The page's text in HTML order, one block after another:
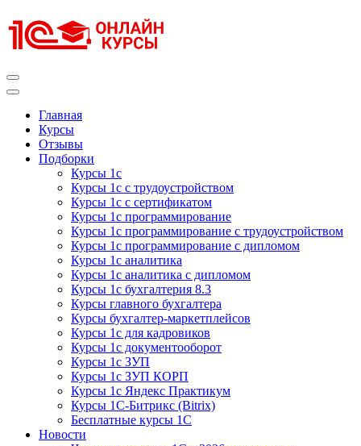
к
содержимому
Главная
Курсы
Отзывы
Подборки
Курсы 1с
Курсы 1с с трудоустройством
Курсы 1с с сертификатом
Курсы 1с программирование
Курсы 1с программирование с трудоустройством
Курсы 1с программирование с дипломом
Курсы 1с аналитика
Курсы 1с аналитика с дипломом
Курсы 1с бухгалтерия 8.3
Курсы главного бухгалтера
Курсы бухгалтер-маркетплейсов
Курсы 1с для кадровиков
Курсы 1с документооборот
Курсы 1с ЗУП
Курсы 1с ЗУП КОРП
Курсы 1с Яндекс Практикум
Курсы 1С-Битрикс (Bitrix)
Бесплатные курсы 1С
Новости